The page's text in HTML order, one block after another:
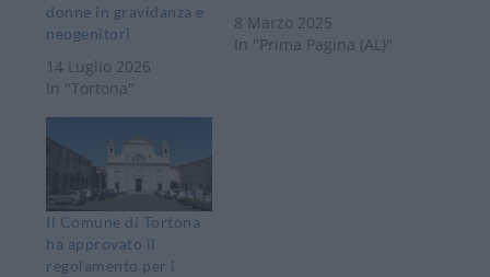
donne in gravidanza e
neogenitori
14 Luglio 2026
In "Tortona"
8 Marzo 2025
In "Prima Pagina (AL)"
Il Comune di Tortona
ha approvato il
regolamento per i